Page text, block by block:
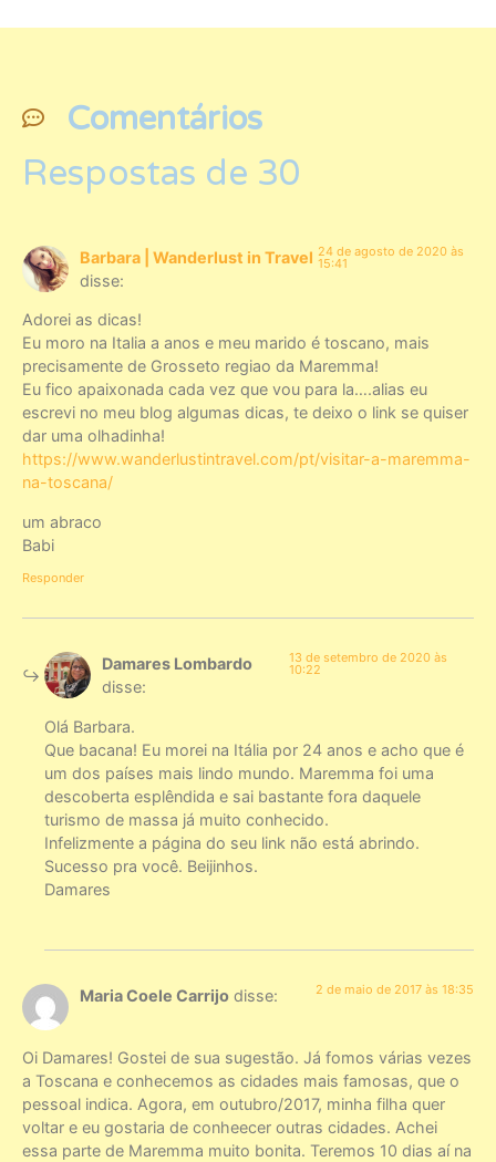
Comentários
Respostas de 30
Barbara | Wanderlust in Travel
disse:
24 de agosto de 2020 às
15:41
Adorei as dicas!
Eu moro na Italia a anos e meu marido é toscano, mais
precisamente de Grosseto regiao da Maremma!
Eu fico apaixonada cada vez que vou para la….alias eu
escrevi no meu blog algumas dicas, te deixo o link se quiser
dar uma olhadinha!
https://www.wanderlustintravel.com/pt/visitar-a-maremma-
na-toscana/
um abraco
Babi
Responder
Damares Lombardo
disse:
13 de setembro de 2020 às
10:22
Olá Barbara.
Que bacana! Eu morei na Itália por 24 anos e acho que é
um dos países mais lindo mundo. Maremma foi uma
descoberta esplêndida e sai bastante fora daquele
turismo de massa já muito conhecido.
Infelizmente a página do seu link não está abrindo.
Sucesso pra você. Beijinhos.
Damares
Maria Coele Carrijo disse: 2 de maio de 2017 às 18:35
Oi Damares! Gostei de sua sugestão. Já fomos várias vezes
a Toscana e conhecemos as cidades mais famosas, que o
pessoal indica. Agora, em outubro/2017, minha filha quer
voltar e eu gostaria de conheecer outras cidades. Achei
essa parte de Maremma muito bonita. Teremos 10 dias aí na